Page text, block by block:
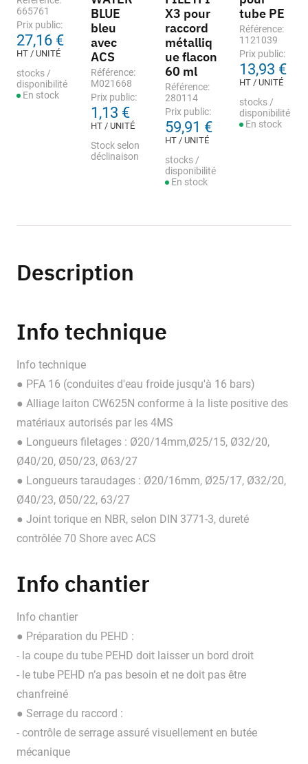
665761
Prix public:
27,16 €
HT / UNITÉ
stocks /
disponibilité
En stock
BLUE
bleu
avec
ACS
Référence:
M021668
Prix public:
1,13 €
HT / UNITÉ
Stock selon
déclinaison
X3 pour
raccord
métalliq
ue flacon
60 ml
Référence:
280114
Prix public:
59,91 €
HT / UNITÉ
stocks /
disponibilité
En stock
tube PE
Référence:
1121039
Prix public:
13,93 €
HT / UNITÉ
stocks /
disponibilité
En stock
Description
Info technique
Info technique
● PFA 16 (conduites d'eau froide jusqu'à 16 bars)
● Alliage laiton CW625N conforme à la liste positive des
matériaux autorisés par les 4MS
● Longueurs filetages : Ø20/14mm,Ø25/15, Ø32/20,
Ø40/20, Ø50/23, Ø63/27
● Longueurs taraudages : Ø20/16mm, Ø25/17, Ø32/20,
Ø40/23, Ø50/22, 63/27
● Joint torique en NBR, selon DIN 3771-3, dureté
contrôlée 70 Shore avec ACS
Info chantier
Info chantier
● Préparation du PEHD :
- la coupe du tube PEHD doit laisser un bord droit
- le tube PEHD n’a pas besoin et ne doit pas être
chanfreiné
● Serrage du raccord :
- contrôle de serrage assuré visuellement en butée
mécanique